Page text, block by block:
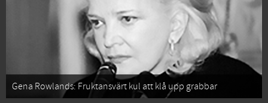
Gena Rowlands: Fruktansvärt kul att klå upp grabbar